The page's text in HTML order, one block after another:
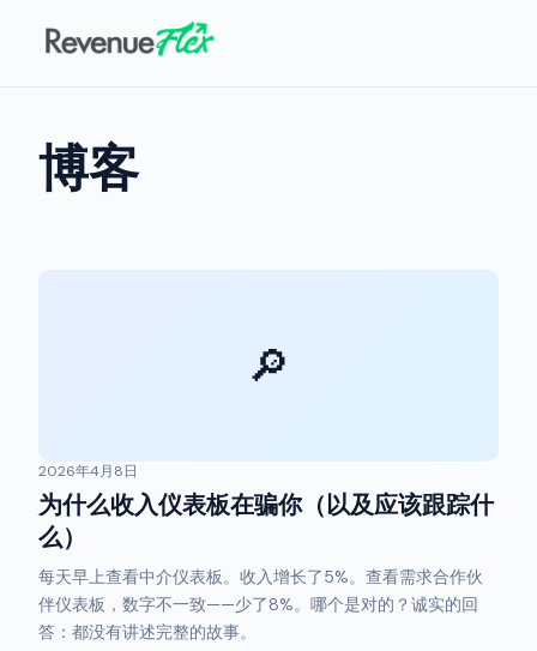
博客
🔎
2026年4月8日
为什么收入仪表板在骗你（以及应该跟踪什
么）
每天早上查看中介仪表板。收入增长了5%。查看需求合作伙
伴仪表板，数字不一致——少了8%。哪个是对的？诚实的回
答：都没有讲述完整的故事。